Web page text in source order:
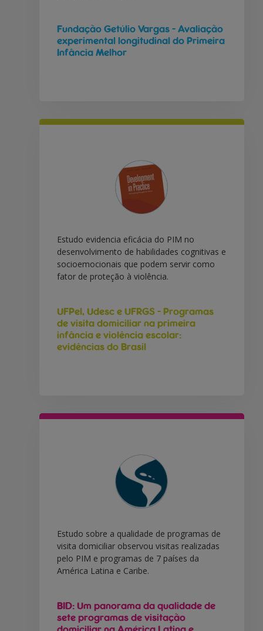
Fundação Getúlio Vargas - Avaliação
experimental longitudinal do Primeira
Infância Melhor
UFPel, Udesc e UFRGS - Programas
de visita domiciliar na primeira
infância e violência escolar:
evidências do Brasil
Estudo evidencia eficácia do PIM no
desenvolvimento de habilidades cognitivas e
socioemocionais que podem servir como
fator de proteção à violência.
BID: Um panorama da qualidade de
sete programas de visitação
Estudo sobre a qualidade de programas de
visita domiciliar observou visitas realizadas
pelo PIM e programas de 7 países da
América Latina e Caribe.